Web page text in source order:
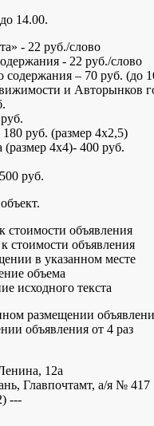
14.00.
- 22 руб./слово
- 22 руб./слово
содержания – 70 руб. (до
и Авторынков
руб. (размер 4х2,5)
4х4)- 400 руб.
руб.
объект.
объявления
объявления
в указанном месте
объема
текста
размещении
от 4 раз
12а
Главпочтамт, а/я № 417
---